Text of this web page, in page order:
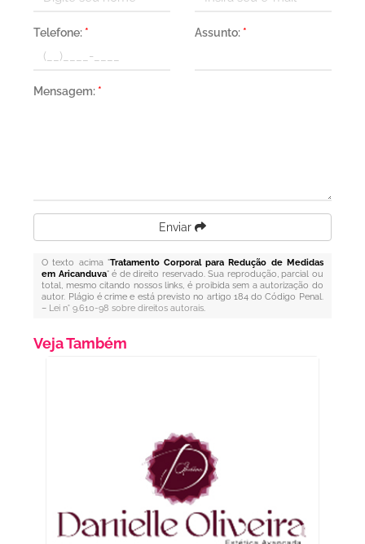
Telefone: * Assunto: *
Mensagem: *
Enviar
O texto acima "Tratamento Corporal para Redução de Medidas
em Aricanduva" é de direito reservado. Sua reprodução, parcial ou
total, mesmo citando nossos links, é proibida sem a autorização do
autor. Plágio é crime e está previsto no artigo 184 do Código Penal.
– Lei n° 9.610-98 sobre direitos autorais.
Veja Também